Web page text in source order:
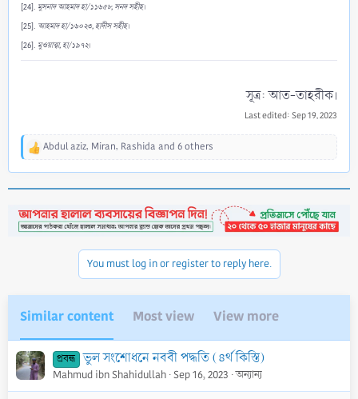
[24]. মুসনাদ আহমাদ হা/১১৬৫৮, সনদ সহীহ।
[25]. আহমাদ হা/১৬০২৩, হাদীস সহীহ।
[26]. মুওয়াত্ত্বা, হা/১৯৭২।
সূত্র: আত-তাহরীক।​
Last edited: Sep 19, 2023
R
t
i
Abdul aziz, Miran, Rashida and 6 others
You must log in or register to reply here.
Similar content Most view View more
প্রবন্ধ ভুল সংশোধনে নববী পদ্ধতি (৪র্থ কিস্তি)
Mahmud ibn Shahidullah Sep 16, 2023 অন্যান্য